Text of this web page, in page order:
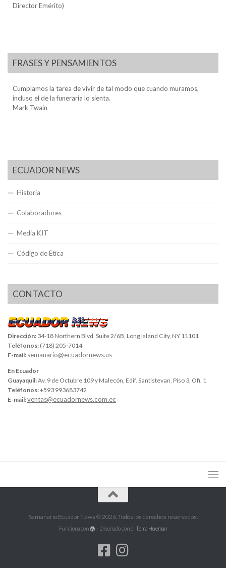
Director Emérito)
FRASES Y PENSAMIENTOS
Cumplamos la tarea de vivir de tal modo que cuando muramos,
incluso el de la funeraria lo sienta.
Mark Twain
ECUADOR NEWS
Historia
Colaboradores
Media KIT
Código de Ética
CONTACTO
Dirección: 34-18 Northern Blvd, Suite 2/6B, Long Island City, NY 11101
Teléfonos: (718) 205-7014
E-mail: semanario@ecuadornews.us
En Ecuador
Guayaquil:Av. 9 de Octubre 109 y Malecón, Edif. Santistevan, Piso 3, Ofi. 1
Teléfonos:+593 993683742
E-mail:ventas@ecuadornews.com.ec
Semanario Ecuador News © 2026. Todos los derechos reservados.
Funciona con - Diseñado con el Tema Hueman